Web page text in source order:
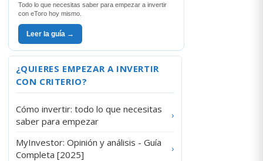
Todo lo que necesitas saber para empezar a invertir
con eToro hoy mismo.
Leer la guía →
¿QUIERES EMPEZAR A INVERTIR
CON CRITERIO?
Cómo invertir: todo lo que necesitas
saber para empezar
›
MyInvestor: Opinión y análisis - Guía
Completa [2025]
›